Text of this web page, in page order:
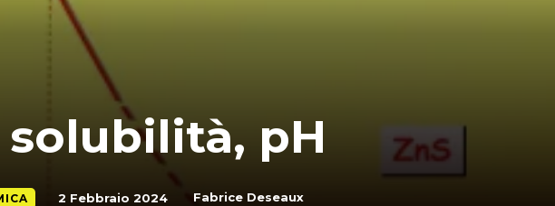
pH
2 Febbraio 2024 Fabrice Deseaux